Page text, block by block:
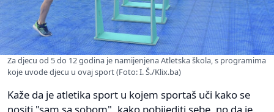
Za djecu od 5 do 12 godina je namijenjena Atletska škola, s programima
koje uvode djecu u ovaj sport (Foto: I. Š./Klix.ba)
Kaže da je atletika sport u kojem sportaš uči kako se
nositi "sam sa sobom", kako pobijediti sebe, no da je